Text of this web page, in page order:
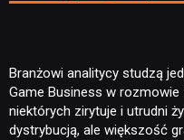
Branżowi analitycy studzą
Game Business w rozmowie
niektórych zirytuje i utrudni
dystrybucją, ale większość